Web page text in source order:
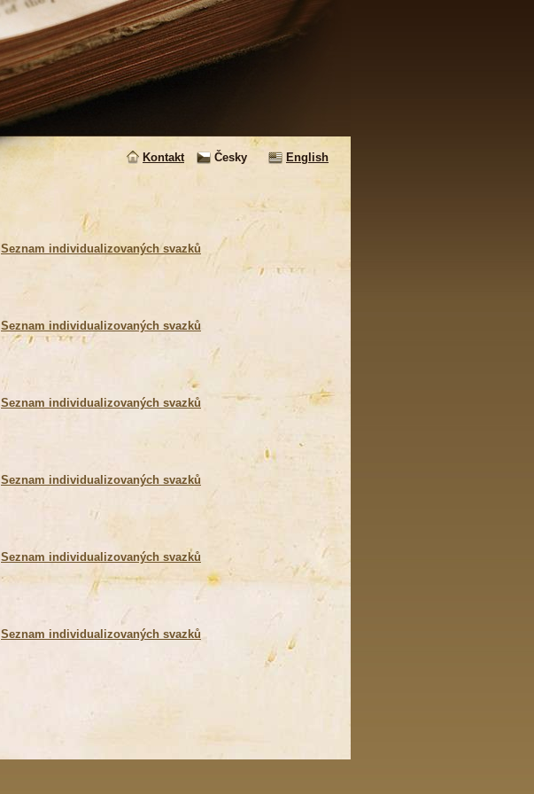
Kontakt Česky
English
Seznam individualizovaných svazků
Seznam individualizovaných svazků
Seznam individualizovaných svazků
Seznam individualizovaných svazků
Seznam individualizovaných svazků
Seznam individualizovaných svazků